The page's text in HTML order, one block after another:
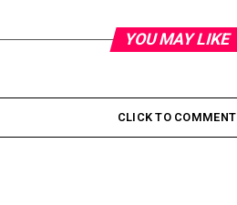
YOU MAY LIKE
CLICK TO COMMENT